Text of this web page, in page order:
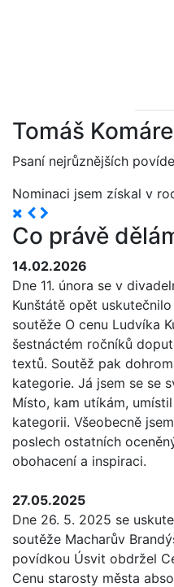
Tomáš
Psaní nejrůznějších
Nominaci jsem získal v
Co právě
14.02.2026
Dne 11. února se v
Kunštátě opět
soutěže O cenu Ludvíka
šestnáctém ročníků
textů. Soutěž pak
kategorie. Já jsem se se
Místo, kam utíkám,
kategorii. Všeobecně
poslech ostatních
obohacení a inspiraci.
27.05.2025
Dne 26. 5. 2025 se
soutěže Macharův
povídkou Úsvit obdržel
Cenu starosty města